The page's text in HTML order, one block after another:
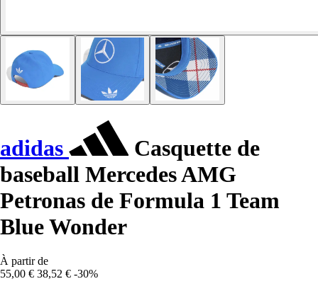
adidas
Casquette de
baseball Mercedes AMG
Petronas de Formula 1 Team
Blue Wonder
À partir de
55,00 € 38,52 € -30%